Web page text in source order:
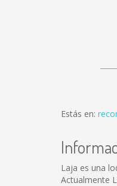
Estás en:
Laja es una
Actualmente